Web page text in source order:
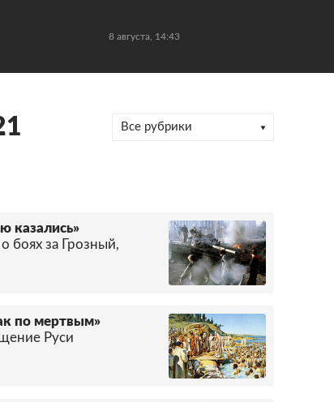
8 августа, 14:43
Все рубрики
казались»
боях за Грозный,
по мертвым»
Руси